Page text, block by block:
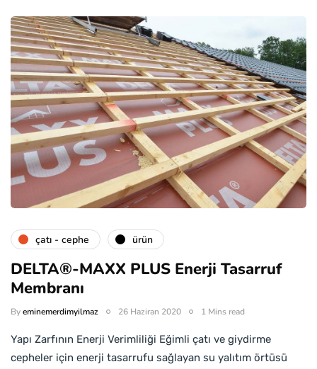
çatı - cephe ürün
DELTA®-MAXX PLUS Enerji Tasarruf
Membranı
Byeminemerdimyilmaz 26 Haziran 2020 1 Mins read
Yapı Zarfının Enerji Verimliliği Eğimli çatı ve giydirme
cepheler için enerji tasarrufu sağlayan su yalıtım örtüsü